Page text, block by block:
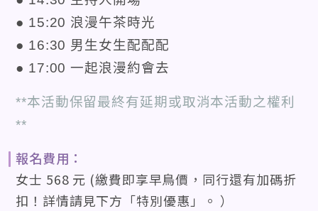
● 15:20 浪漫午茶時光
● 16:30 男生女生配配配
● 17:00 一起浪漫約會去
**本活動保留最終有延期或取消本活動之權利
**
報名費用：
女士 568 元 (繳費即享早鳥價，同行還有加碼折
扣！詳情請見下方「特別優惠」。 ）